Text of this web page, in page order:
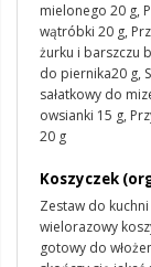
mielonego 20 g,
wątróbki 20 g,
żurku i barszczu
do piernika20 g,
sałatkowy do
owsianki 15 g,
20 g
Koszyczek
Zestaw do
wielorazowy
gotowy do